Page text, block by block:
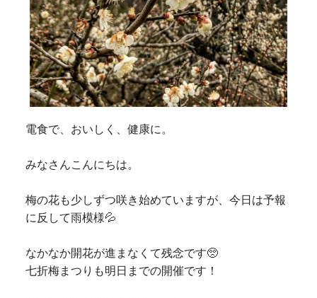
電食で、おいしく、健康に。
みなさんこんにちは。
梅の花も少しずつ咲き始めていますが、今日は予報
に反して雨模様💦
なかなか開花が進まなくて残念です🥺
七折梅まつりも明日までの開催です！